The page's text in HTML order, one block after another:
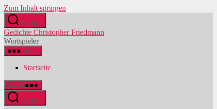
Zum Inhalt springen
Suchen
Gedichte Christopher Friedmann
Wortspieler
Menü
Startseite
Menü
Suchen